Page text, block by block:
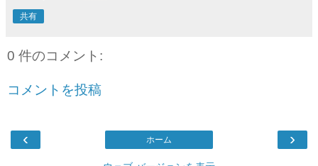
共有
0 件のコメント:
コメントを投稿
‹ ›
ホーム